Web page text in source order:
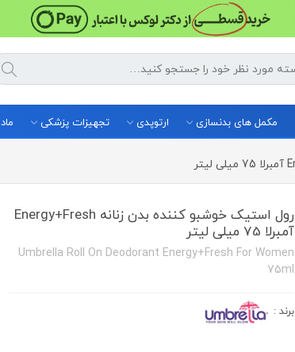
مکمل های بدنسازی ارتوپدی تجهیزات پزشکی
رول استیک خوشبو کننده بدن زنانه Energy+Fresh
آمبرلا 75 میلی لیتر
Umbrella Roll On Deodorant Energy+Fresh For Women
75ml
برند :